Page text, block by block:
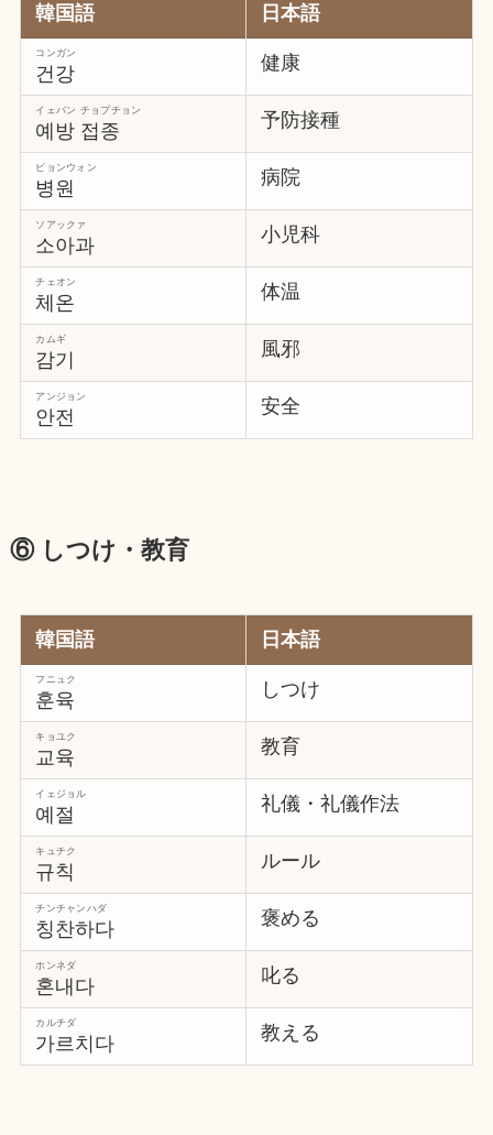
韓国語 日本語
건강
コンガン 健康
예방 접종
イェバン チョプチョン 予防接種
병원
ピョンウォン 病院
소아과
ソアックァ 小児科
체온
チェオン 体温
감기
カムギ 風邪
안전
アンジョン 安全
⑥ しつけ・教育
韓国語 日本語
훈육
フニュク しつけ
교육
キョユク 教育
예절
イェジョル 礼儀・礼儀作法
규칙
キュチク ルール
칭찬하다
チンチャンハダ 褒める
혼내다
ホンネダ 叱る
가르치다
カルチダ 教える